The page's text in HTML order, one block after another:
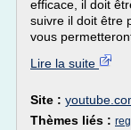
efficace, il doit
suivre il doit être
vous
Lire la suite
Site :
Thèmes liés :